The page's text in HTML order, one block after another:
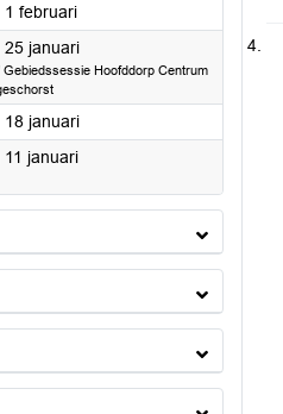
1 februari2024
25 januari2024
Hoofddorp Centrum
18 januari2024
januari2024